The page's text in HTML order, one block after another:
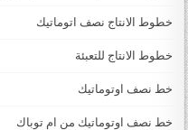
خطوط الانتاج نصف اتوماتيك
خطوط الانتاج للتعبئة
خط نصف اوتوماتيك
خط نصف اوتوماتيك من ام توباك